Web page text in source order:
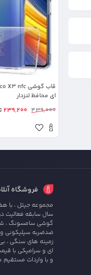
ای محافظ لنزدار
439,000
239,200
فروشگاه
مجموعه جیتل ، با
سال سابقه فعالیت
گوشی سامسونگ ،
ضدضربه سیلیکونی و
زمینه های سنگی ،
ای و سرامیکی با
و با واردات